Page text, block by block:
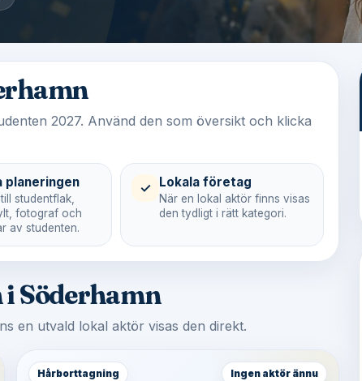
2027. Använd den som översikt och klicka
planeringen
studentflak,
fotograf och
av studenten.
✓ Lokala företag
När en lokal aktör finns visas
den tydligt i rätt kategori.
Söderhamn
en utvald lokal aktör visas den direkt.
Hårborttagning Ingen aktör ännu